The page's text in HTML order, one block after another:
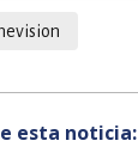
esta noticia: